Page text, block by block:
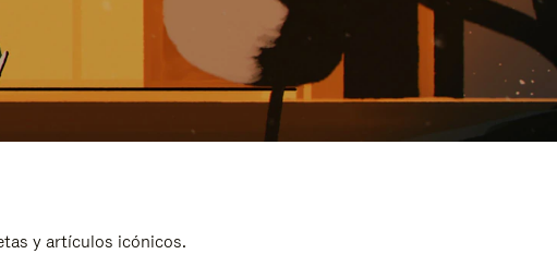
y artículos icónicos.